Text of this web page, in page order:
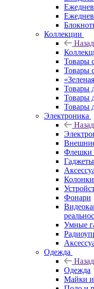
Коллекции
Назад
Товары
Товары
Товары
Товары
Товары
Электроника
Назад
Флешки
Гаджеты
Фонари
Умные
Одежда
Назад
Одежда
Майки и